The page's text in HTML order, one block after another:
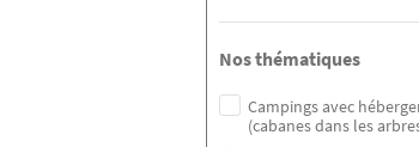
Nos thématiques
Campings avec
(cabanes dans les